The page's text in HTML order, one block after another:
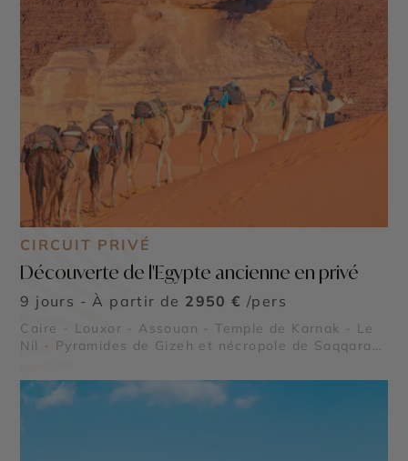
CIRCUIT PRIVÉ
Découverte de l'Egypte ancienne en privé
9 jours - À partir de 2950 € /pers
Caire - Louxor - Assouan - Temple de Karnak - Le
Nil - Pyramides de Gizeh et nécropole de Saqqarah
des Reines